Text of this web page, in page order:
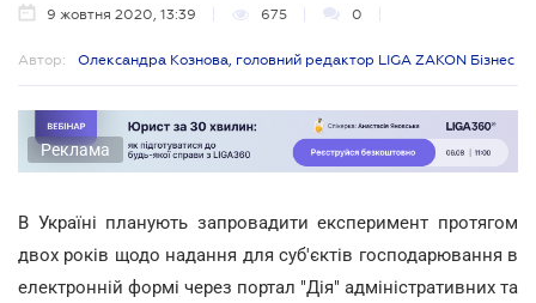
9 жовтня 2020, 13:39 675 0
Автор: Олександра Кознова, головний редактор LIGA ZAKON Бізнес
Реклама
В Україні планують запровадити експеримент протягом
двох років щодо надання для суб'єктів господарювання в
електронній формі через портал "Дія" адміністративних та